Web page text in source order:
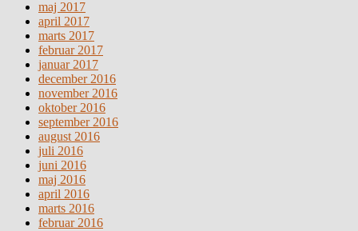
maj 2017
april 2017
marts 2017
februar 2017
januar 2017
december 2016
november 2016
oktober 2016
september 2016
august 2016
juli 2016
juni 2016
maj 2016
april 2016
marts 2016
februar 2016